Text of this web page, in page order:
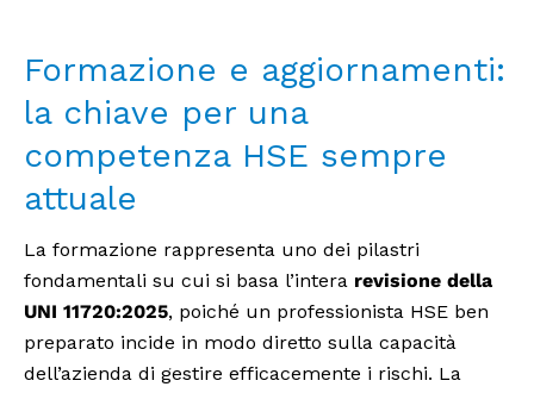
Formazione e aggiornamenti:
la chiave per una
competenza HSE sempre
attuale
La formazione rappresenta uno dei pilastri
fondamentali su cui si basa l’intera revisione della
UNI 11720:2025, poiché un professionista HSE ben
preparato incide in modo diretto sulla capacità
dell’azienda di gestire efficacemente i rischi. La